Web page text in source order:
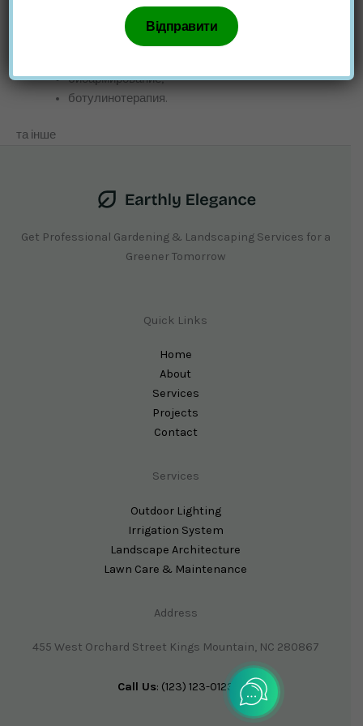
клиническая и эстетическая мезотерапия;
биоревитализация, редермализация;
биоармирование;
ботулинотерапия.
та інше
Get Professional Gardening & Landscaping Services for a
Greener Tomorrow
Quick Links
Home
About
Services
Projects
Contact
Services
Outdoor Lighting
Irrigation System
Landscape Architecture
Lawn Care & Maintenance
Address
455 West Orchard Street Kings Mountain, NC 280867
Call Us: (123) 123-0123